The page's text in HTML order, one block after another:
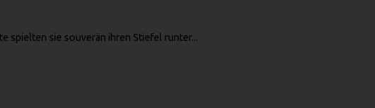
spielten sie souverän ihren Stiefel runter...